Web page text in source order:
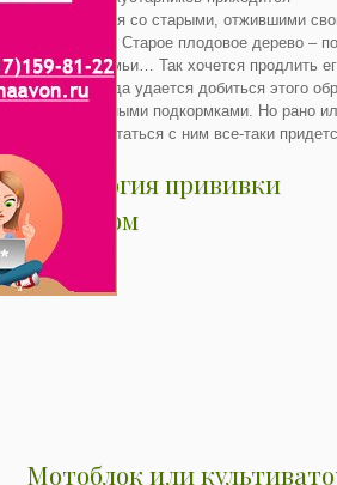
расставаться со старыми, отжившими
растениями. Старое плодовое дерево –
как член семьи… Так хочется продлить
жизнь! Иногда удается добиться этого
или усиленными подкормками. Но рано
поздно расстаться с ним все-таки
Технология прививки
черенком
Мотоблок или